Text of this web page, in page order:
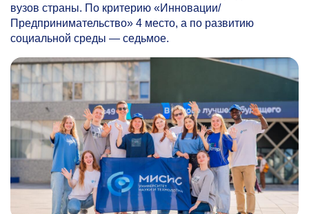
вузов страны. По критерию «Инновации/
Предпринимательство» 4 место, а по развитию
социальной среды — седьмое.